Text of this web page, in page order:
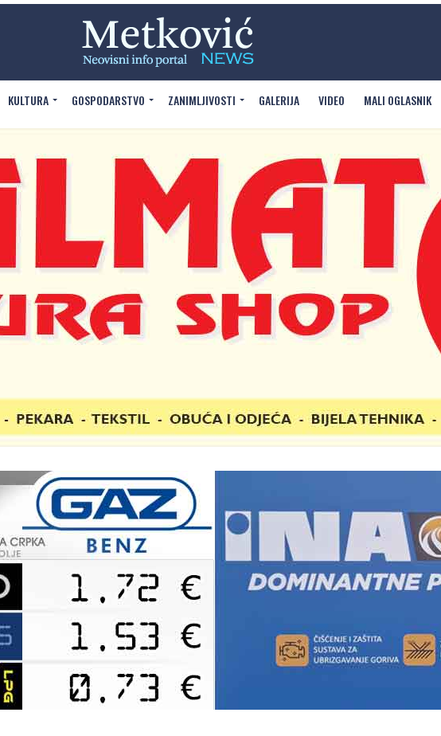
KULTURA GOSPODARSTVO ZANIMLJIVOSTI GALERIJA VIDEO MALI OGLASNIK